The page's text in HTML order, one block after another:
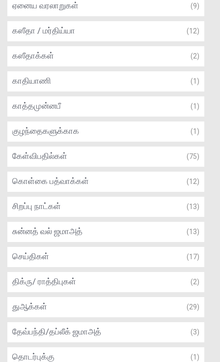
ஏனைய வரலாறுகள் (9)
கஸீதா / மர்திய்யா (12)
கஸீதாக்கள் (2)
காதியாணி (1)
காத்தமுன்னபீ (1)
குழந்தைகளுக்காக (1)
கேள்விபதில்கள் (75)
கொள்கை பத்வாக்கள் (12)
சிறப்பு நாட்கள் (13)
சுன்னத் வல் ஜமாஅத் (13)
செய்திகள் (17)
திக்ரு/ ராத்திபுகள் (2)
துஆக்கள் (29)
தேவ்பந்தி/தப்லீக் ஜமாஅத் (3)
தொடர்புக்கு (1)